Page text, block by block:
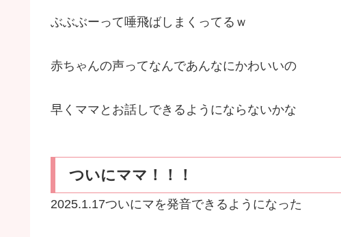
ぶぶぶーって唾飛ばしまくってるｗ
赤ちゃんの声ってなんであんなにかわいいの
早くママとお話しできるようにならないかな
ついにママ！！！
2025.1.17ついにマを発音できるようになった